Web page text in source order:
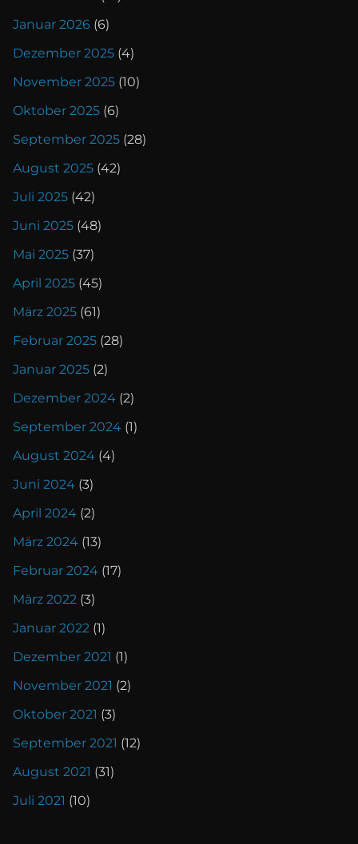
Januar 2026 (6)
Dezember 2025 (4)
November 2025 (10)
Oktober 2025 (6)
September 2025 (28)
August 2025 (42)
Juli 2025 (42)
Juni 2025 (48)
Mai 2025 (37)
April 2025 (45)
März 2025 (61)
Februar 2025 (28)
Januar 2025 (2)
Dezember 2024 (2)
September 2024 (1)
August 2024 (4)
Juni 2024 (3)
April 2024 (2)
März 2024 (13)
Februar 2024 (17)
März 2022 (3)
Januar 2022 (1)
Dezember 2021 (1)
November 2021 (2)
Oktober 2021 (3)
September 2021 (12)
August 2021 (31)
Juli 2021 (10)